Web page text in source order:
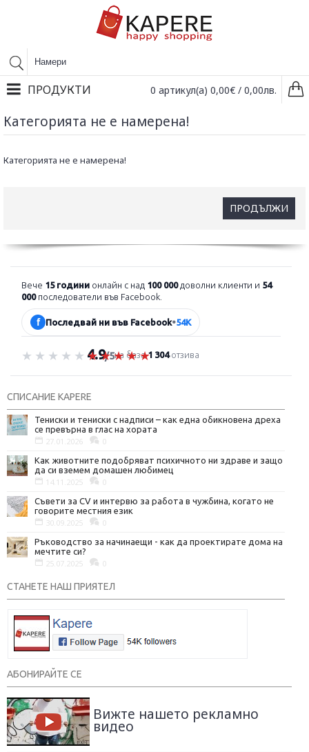
0 артикул(а) 0,00€ / 0,00лв.
ПРОДУКТИ
Категорията не е намерена!
Категорията не е намерена!
ПРОДЪЛЖИ
Вече 15 години онлайн с над 100 000доволни клиенти и 54
000последователи във Facebook.
f Последвай ни във Facebook•54K
Оценка 4.9 от 5
4.9/5на база1 304отзива
СПИСАНИЕ KAPERE
Тениски и тениски с надписи – как една обикновена дреха
се превърна в глас на хората
27.01.2026 0
Как животните подобряват психичното ни здраве и защо
да си вземем домашен любимец
14.11.2025 0
Съвети за CV и интервю за работа в чужбина, когато не
говорите местния език
30.09.2025 0
Ръководство за начинаещи - как да проектирате дома на
мечтите си?
25.07.2025 0
СТАНЕТЕ НАШ ПРИЯТЕЛ
АБОНИРАЙТЕ СЕ
Вижте нашето рекламно
видео